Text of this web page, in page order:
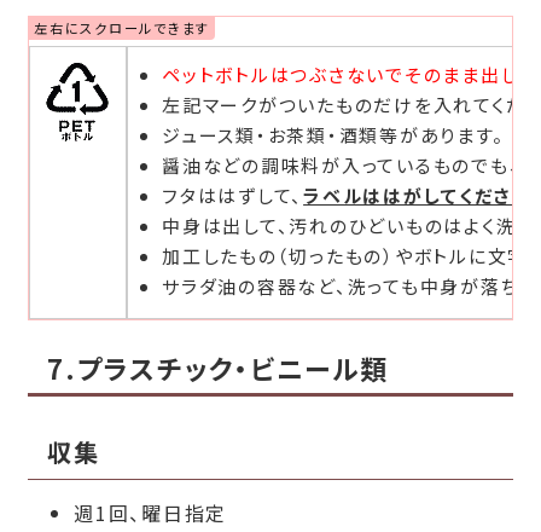
ペットボトルはつぶさないでそのまま出して
左記マークがついたものだけを入れてくだ
ジュース類・お茶類・酒類等があります。
醤油などの調味料が入っているものでも、
フタははずして、ラベルははがしてください
中身は出して、汚れのひどいものはよく洗っ
加工したもの（切ったもの）やボトルに文
サラダ油の容器など、洗っても中身が落ち
7.プラスチック・ビニール類
収集
週1回、曜日指定